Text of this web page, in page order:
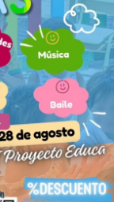
ó
n
d
e
b
ú
s
q
n
d
e
v
s
t
a
s
d